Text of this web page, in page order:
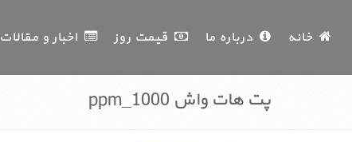
خانه درباره ما قیمت روز اخبار و مقالات
پت هات واش 1000_ppm